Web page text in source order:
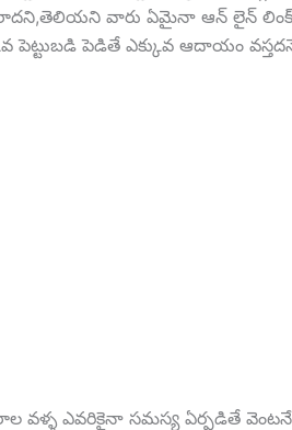
వారు ఏమైనా ఆన్ లైన్
పెట్టుబడి పెడితే ఎక్కువ ఆదాయం
వళ్ళ ఎవరికైనా సమస్య ఏర్పడితే వెంటనే